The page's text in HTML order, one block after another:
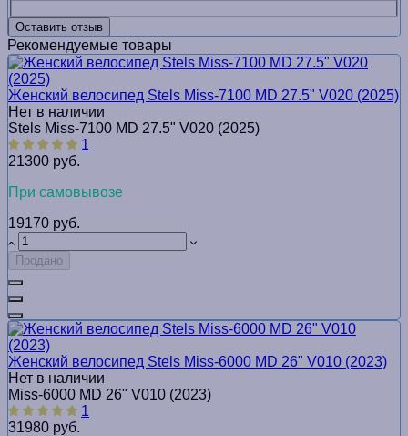
Оставить отзыв
Рекомендуемые товары
Женский велосипед Stels Miss-7100 MD 27.5" V020 (2025)
Нет в наличии
Stels Miss-7100 MD 27.5" V020 (2025)
1
21300 руб.
При самовывозе
19170 руб.
Продано
Женский велосипед Stels Miss-6000 MD 26" V010 (2023)
Нет в наличии
Miss-6000 MD 26" V010 (2023)
1
31980 руб.